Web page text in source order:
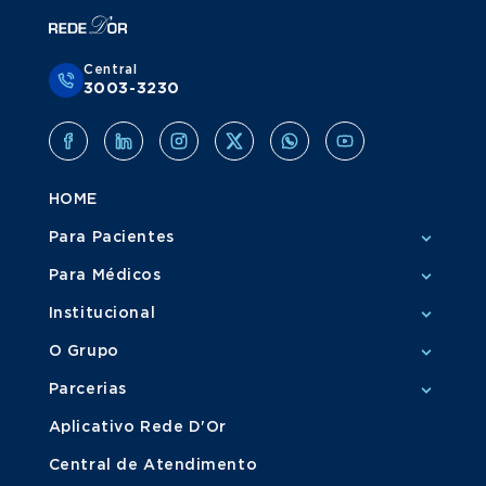
Central
3003-3230
HOME
Para Pacientes
Para Médicos
Institucional
O Grupo
Parcerias
Aplicativo Rede D'Or
Central de Atendimento